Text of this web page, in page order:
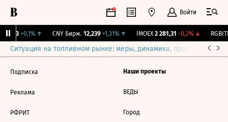
Войти
+0,1%↑ CNY Бирж. 12,239 +1,31%↑ IMOEX 2 281,31 -0,2%↓ RGBITR
Ситуация на топливном рынке: меры, динамика, прогнозы
Подписка
Реклама
РФРИТ
Наши проекты
ВЕДЫ
Город